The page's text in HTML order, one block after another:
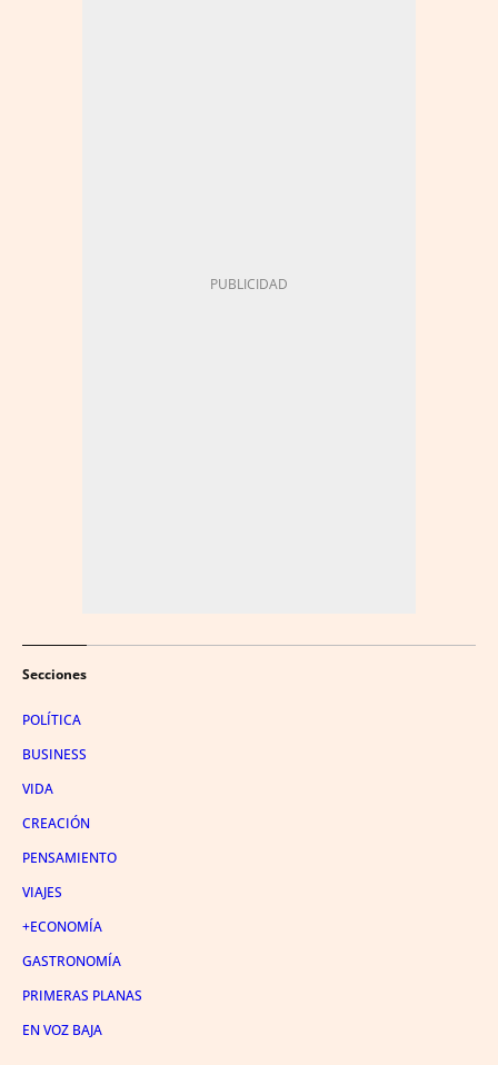
Secciones
POLÍTICA
BUSINESS
VIDA
CREACIÓN
PENSAMIENTO
VIAJES
+ECONOMÍA
GASTRONOMÍA
PRIMERAS PLANAS
EN VOZ BAJA